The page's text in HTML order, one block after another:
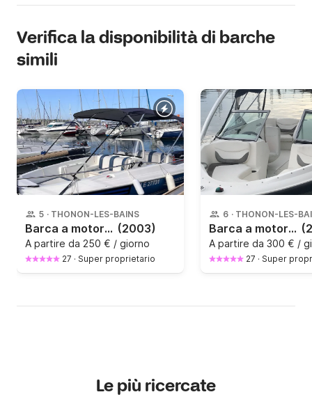
Verifica la disponibilità di barche
simili
5 · THONON-LES-BAINS
Barca a motore Quicksilver Quicksilver 500 Espoir 60CV (2003)
A partire da 250 € / giorno
27 · Super proprietario
6 · THONON-LES-
Barca a motore Bayliner 175 GT SAPHIR 135CV
A partire da 300 € /
27 · Super
Le più ricercate